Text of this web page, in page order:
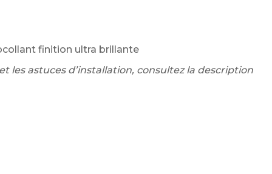
finition ultra brillante
les astuces d’installation, consultez la description